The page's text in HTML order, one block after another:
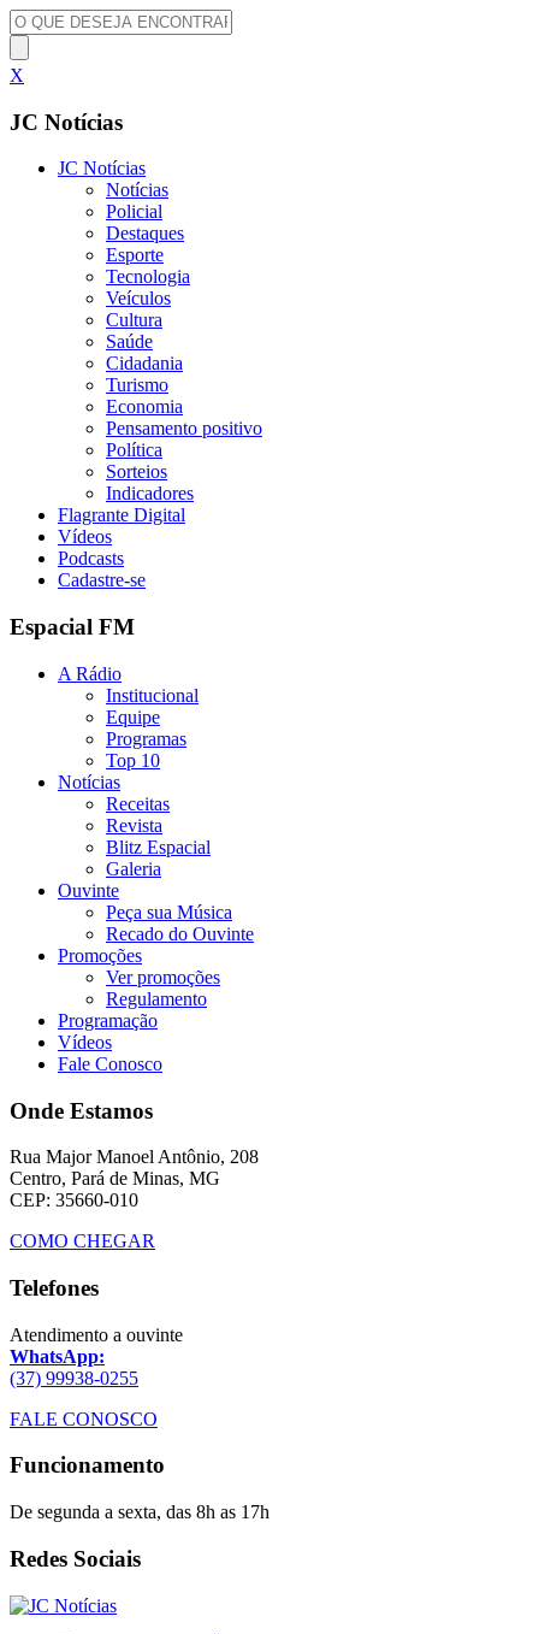
X
JC Notícias
JC Notícias
Notícias
Policial
Destaques
Esporte
Tecnologia
Veículos
Cultura
Saúde
Cidadania
Turismo
Economia
Pensamento positivo
Política
Sorteios
Indicadores
Flagrante Digital
Vídeos
Podcasts
Cadastre-se
Espacial FM
A Rádio
Institucional
Equipe
Programas
Top 10
Notícias
Receitas
Revista
Blitz Espacial
Galeria
Ouvinte
Peça sua Música
Recado do Ouvinte
Promoções
Ver promoções
Regulamento
Programação
Vídeos
Fale Conosco
Onde Estamos
Rua Major Manoel Antônio, 208
Centro, Pará de Minas, MG
CEP: 35660-010
COMO CHEGAR
Telefones
Atendimento a ouvinte
WhatsApp:
(37) 99938-0255
FALE CONOSCO
Funcionamento
De segunda a sexta, das 8h as 17h
Redes Sociais